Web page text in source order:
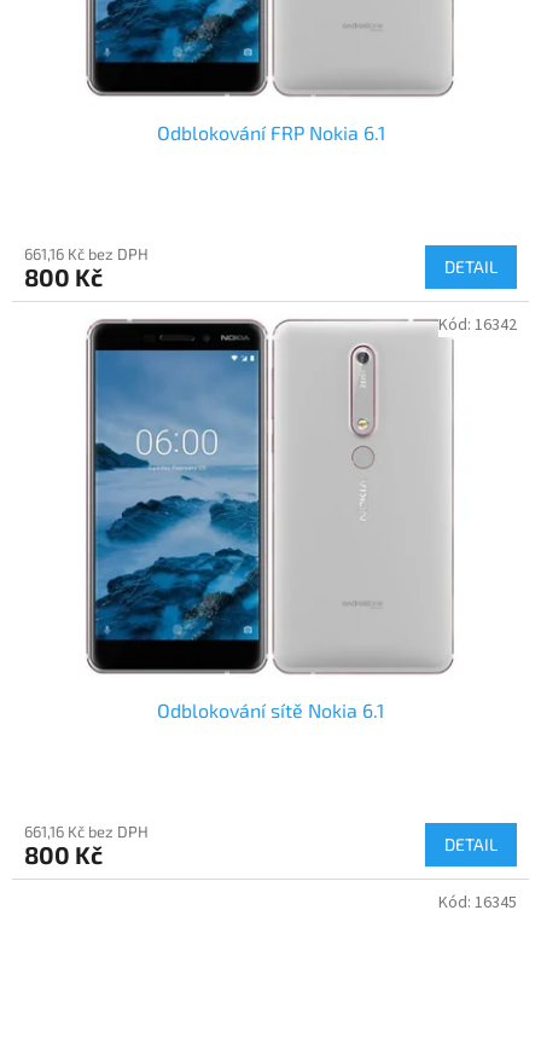
Odblokování FRP Nokia 6.1
661,16 Kč bez DPH
800 Kč DETAIL
Odblokování sítě Nokia 6.1
661,16 Kč bez DPH
800 Kč DETAIL
Kód: 16342
Kód: 16345